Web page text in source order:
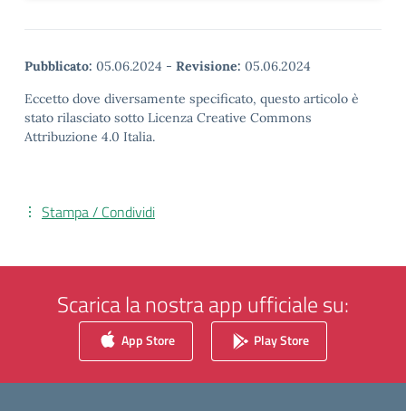
Pubblicato: 05.06.2024 - Revisione: 05.06.2024
Eccetto dove diversamente specificato, questo articolo è
stato rilasciato sotto Licenza Creative Commons
Attribuzione 4.0 Italia.
Stampa / Condividi
Scarica la nostra app ufficiale su:
App Store Play Store